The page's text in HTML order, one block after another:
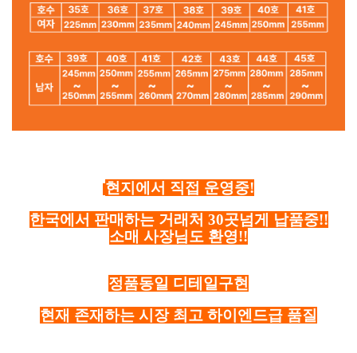
현지에서 직접 운영중!
한국에서 판매하는 거래처 30곳넘게 납품중!!
소매 사장님도 환영!!
정품동일 디테일구현
현재 존재하는 시장 최고 하이엔드급 품질